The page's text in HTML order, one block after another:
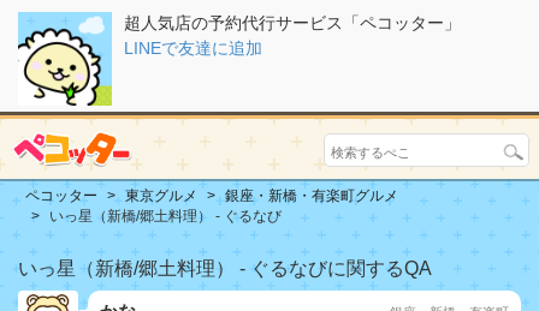
超人気店の予約代行サービス「ペコッター」
LINEで友達に追加
ペコッター 東京グルメ
銀座・新橋・有楽町グルメ
いっ星（新橋/郷土料理） - ぐるなび
いっ星（新橋/郷土料理） - ぐるなびに関するQA